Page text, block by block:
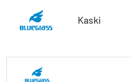
Kup bon podarunkowy
promocji z eBonem
zakupy!
Kup bon podarunkowy
KONTAKT
Kaski